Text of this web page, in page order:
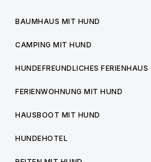
BAUMHAUS MIT HUND
CAMPING MIT HUND
HUNDEFREUNDLICHES FERIENHAUS
FERIENWOHNUNG MIT HUND
HAUSBOOT MIT HUND
HUNDEHOTEL